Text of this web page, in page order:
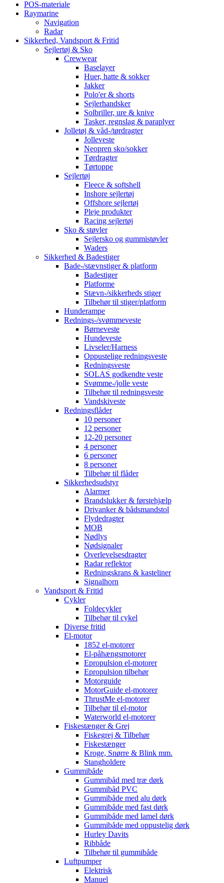
POS-materiale
Raymarine
Navigation
Radar
Sikkerhed, Vandsport & Fritid
Sejlertøj & Sko
Crewwear
Baselayer
Huer, hatte & sokker
Jakker
Polo'er & shorts
Sejlerhandsker
Solbriller, ure & knive
Tasker, regnslag & paraplyer
Jolletøj & våd-/tørdragter
Jolleveste
Neopren sko/sokker
Tørdragter
Tørtoppe
Sejlertøj
Fleece & softshell
Inshore sejlertøj
Offshore sejlertøj
Pleje produkter
Racing sejlertøj
Sko & støvler
Sejlersko og gummistøvler
Waders
Sikkerhed & Badestiger
Bade-/stævnstiger & platform
Badestiger
Platforme
Stævn-/sikkerheds stiger
Tilbehør til stiger/platform
Hunderampe
Rednings-/svømmeveste
Børneveste
Hundeveste
Livseler/Harness
Oppustelige redningsveste
Redningsveste
SOLAS godkendte veste
Svømme-/jolle veste
Tilbehør til redningsveste
Vandskiveste
Redningsflåder
10 personer
12 personer
12-20 personer
4 personer
6 personer
8 personer
Tilbehør til flåder
Sikkerhedsudstyr
Alarmer
Brandslukker & førstehjælp
Drivanker & bådsmandstol
Flydedragter
MOB
Nødlys
Nødsignaler
Overlevelsesdragter
Radar reflektor
Redningskrans & kasteliner
Signalhorn
Vandsport & Fritid
Cykler
Foldecykler
Tilbehør til cykel
Diverse fritid
El-motor
1852 el-motorer
El-påhængsmotorer
Epropulsion el-motorer
Epropulsion tilbehør
Motorguide
MotorGuide el-motorer
ThrustMe el-motorer
Tilbehør til el-motor
Waterworld el-motorer
Fiskestænger & Grej
Fiskegrej & Tilbehør
Fiskestænger
Kroge, Snørre & Blink mm.
Stangholdere
Gummibåde
Gummibåd med træ dørk
Gummibåd PVC
Gummibåde med alu dørk
Gummibåde med fast dørk
Gummibåde med lamel dørk
Gummibåde med oppustelig dørk
Hurley Davits
Ribbåde
Tilbehør til gummibåde
Luftpumper
Elektrisk
Manuel